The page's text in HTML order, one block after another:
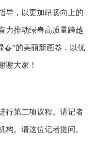
导，以更加昂扬向上的
力推动绿春高质量跨越
春”的美丽新画卷，以优
谢大家！
第二项议程。请记者
构。请这位记者提问。